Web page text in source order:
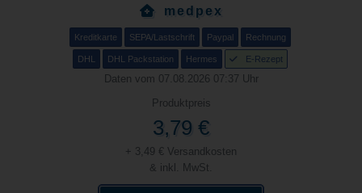
medpex
Kreditkarte SEPA/Lastschrift Paypal Rechnung
DHL DHL Packstation Hermes E-Rezept
Daten vom 07.08.2026 07:37 Uhr
Produktpreis
3,79 €
+ 3,49 € Versandkosten
& inkl. MwSt.